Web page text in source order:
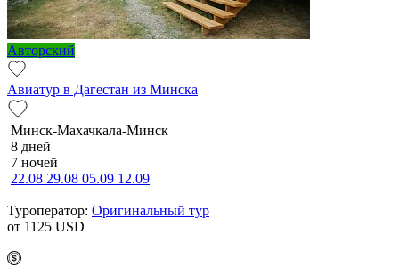
Авторский
Авиатур в Дагестан из Минска
Минск-Махачкала-Минск
8 дней
7 ночей
22.08 29.08 05.09 12.09
Туроператор: Оригинальный тур
от 1125 USD